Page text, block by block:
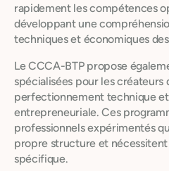
rapidement les compétences
développant une
techniques et économiques
Le CCCA-BTP propose
spécialisées pour les
perfectionnement technique
entrepreneuriale. Ces
professionnels expérimentés
propre structure et
spécifique.